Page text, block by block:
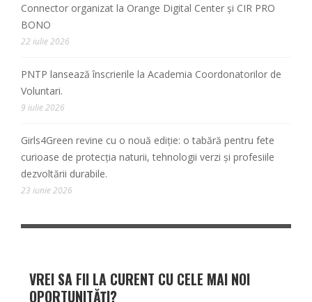
Connector organizat la Orange Digital Center și CIR PRO
BONO
22 iulie 2026
PNTP lansează înscrierile la Academia Coordonatorilor de
Voluntari.
9 iulie 2026
Girls4Green revine cu o nouă ediție: o tabără pentru fete
curioase de protecția naturii, tehnologii verzi și profesiile
dezvoltării durabile.
23 iunie 2026
VREI SA FII LA CURENT CU CELE MAI NOI
OPORTUNITĂȚI?